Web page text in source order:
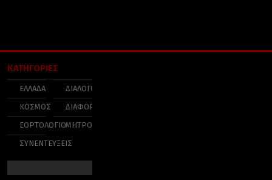
ΚΑΤΗΓΟΡΙΕΣ
ΕΛΛΑΔΑ
ΚΟΣΜΟΣ
ΕΟΡΤΟΛΟΓΙΟ
ΣΥΝΕΝΤΕΥΞΕΙΣ
ΔΙΑΛΟΓΟΣ
ΔΙΑΦΟΡΑ
ΜΗΤΡΟΠΟΛΕΙΣ